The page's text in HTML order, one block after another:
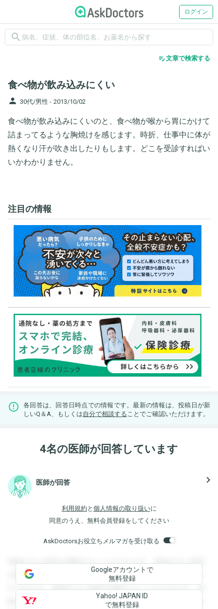
ログイン
search
edit_note文章で検索する
食べ物が飲み込みにくい
person 30代/男性 - 2013/10/02
食べ物が飲み込みにくいのと、食べ物が喉から胃にかけて
詰まってるような胸焼けを感じます。時折、仕事中に体が
熱くなり汗が吹き出したりもします。どこを受診すればい
いかわかりません。
注目の情報
各回答は、回答日時点での情報です。最新の情報は、投稿日が新
しいQ＆A、もしくは自分で相談する ことでご確認いただけます。
4名の医師が回答しています
医師が回答 navigate_next
利用規約 と 個人情報の取り扱いに
同意のうえ、無料会員登録をしてください
AskDoctorsお役立ちメルマガを受け取る
登録すると回答を閲覧することができます。登録すると回答
を閲覧することができます。登録すると回答を閲覧すること
ができます。登録すると回答を閲覧することができます。登
録すると回答を閲覧することができます。登録すると回答を
Googleアカウントで
無料登録
Yahoo! JAPAN ID
で無料登録